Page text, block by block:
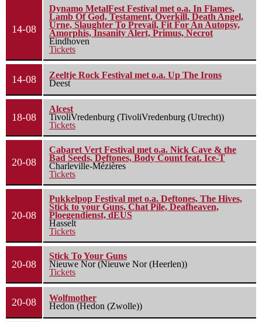
14-08
Dynamo MetalFest Festival met o.a. In Flames,
Lamb Of God, Testament, Overkill, Death Angel,
Urne, Slaughter To Prevail, Fit For An Autopsy,
Amorphis, Insanity Alert, Primus, Necrot
Eindhoven
Tickets
14-08
Zeeltje Rock Festival met o.a. Up The Irons
Deest
18-08
Alcest
TivoliVredenburg (TivoliVredenburg (Utrecht))
Tickets
20-08
Cabaret Vert Festival met o.a. Nick Cave & the
Bad Seeds, Deftones, Body Count feat. Ice-T
Charleville-Mézières
Tickets
20-08
Pukkelpop Festival met o.a. Deftones, The Hives,
Stick to your Guns, Chat Pile, Deafheaven,
Ploegendienst, dEUS
Hasselt
Tickets
20-08
Stick To Your Guns
Nieuwe Nor (Nieuwe Nor (Heerlen))
Tickets
20-08
Wolfmother
Hedon (Hedon (Zwolle))